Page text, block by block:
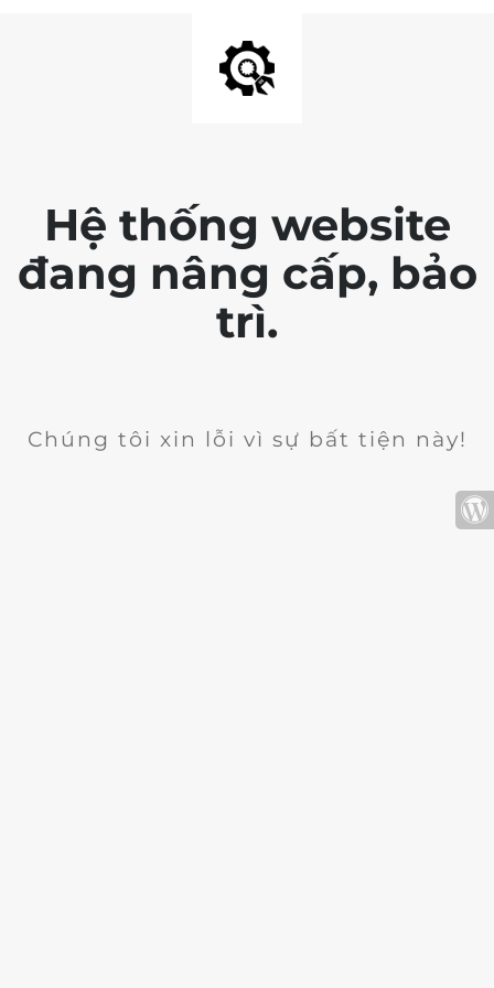
Hệ thống website
đang nâng cấp, bảo
trì.
Chúng tôi xin lỗi vì sự bất tiện này!